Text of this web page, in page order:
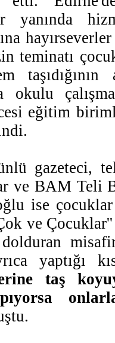
teminatı
taşıdığının
okulu
eğitim
gazeteci,
ve BAM Teli
ise
ve
yaptığı
taş